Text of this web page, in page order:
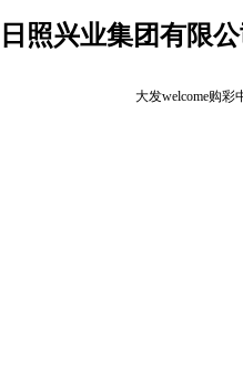
日照兴业集团有限
大发welcome购彩